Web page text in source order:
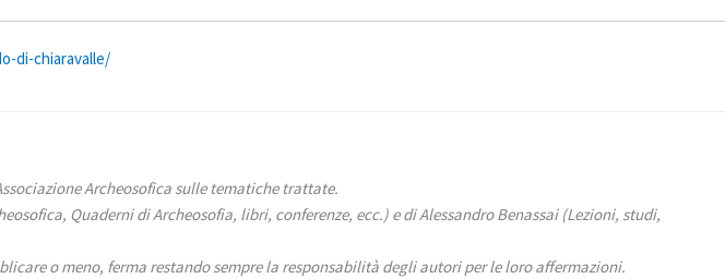
di-chiaravalle/
Archeosofica sulle tematiche trattate.
Quaderni di Archeosofia, libri, conferenze, ecc.) e di Alessandro Benassai (Lezioni, studi,
o meno, ferma restando sempre la responsabilità degli autori per le loro affermazioni.